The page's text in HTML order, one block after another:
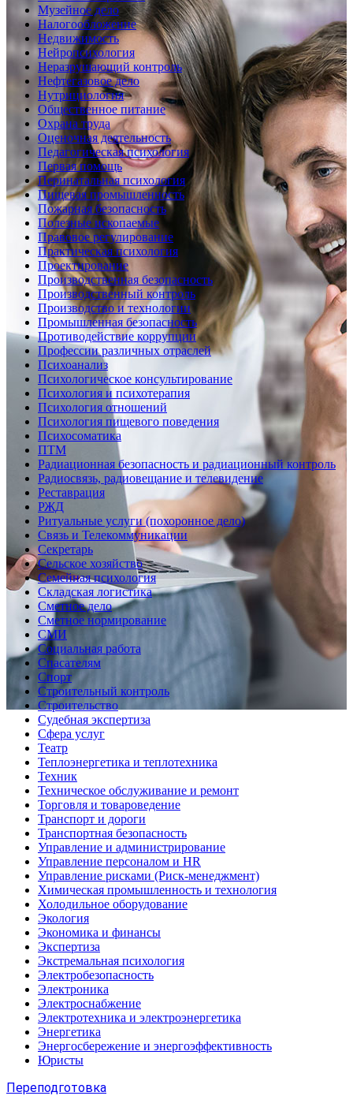
Музейное дело
Налогообложение
Недвижимость
Нейропсихология
Неразрушающий контроль
Нефтегазовое дело
Нутрициология
Общественное питание
Охрана труда
Оценочная деятельность
Педагогическая психология
Первая помощь
Перинатальная психология
Пищевая промышленность
Пожарная безопасность
Полезные ископаемые
Правовое регулирование
Практическая психология
Проектирование
Производственная безопасность
Производственный контроль
Производство и технологии
Промышленная безопасность
Противодействие коррупции
Профессии различных отраслей
Психоанализ
Психологическое консультирование
Психология и психотерапия
Психология отношений
Психология пищевого поведения
Психосоматика
ПТМ
Радиационная безопасность и радиационный контроль
Радиосвязь, радиовещание и телевидение
Реставрация
РЖД
Ритуальные услуги (похоронное дело)
Связь и Телекоммуникации
Секретарь
Сельское хозяйство
Семейная психология
Складская логистика
Сметное дело
Сметное нормирование
СМИ
Социальная работа
Спасателям
Спорт
Строительный контроль
Строительство
Судебная экспертиза
Сфера услуг
Театр
Теплоэнергетика и теплотехника
Техник
Техническое обслуживание и ремонт
Торговля и товароведение
Транспорт и дороги
Транспортная безопасность
Управление и администрирование
Управление персоналом и HR
Управление рисками (Риск-менеджмент)
Химическая промышленность и технология
Холодильное оборудование
Экология
Экономика и финансы
Экспертиза
Экстремальная психология
Электробезопасность
Электроника
Электроснабжение
Электротехника и электроэнергетика
Энергетика
Энергосбережение и энергоэффективность
Юристы
Переподготовка